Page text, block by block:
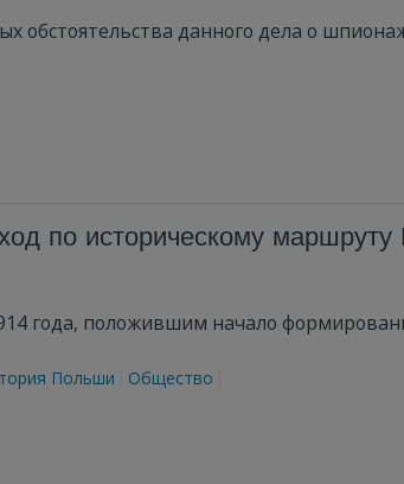
обстоятельства данного дела о
по историческому
года, положившим начало
Польши Общество